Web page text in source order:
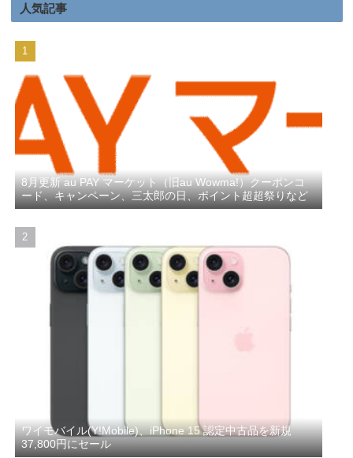
人気記事
8月更新 au PAY マーケット（旧au Wowma!）クーポンコ
ード、キャンペーン、三太郎の日、ポイント超超祭りなど
ワイモバイル(Y!Mobile)、iPhone 15 認定中古品を新規
37,800円にセール